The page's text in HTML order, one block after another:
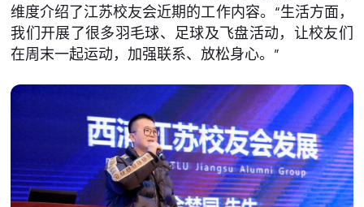
维度介绍了江苏校友会近期的工作内容。“生活方面，
我们开展了很多羽毛球、足球及飞盘活动，让校友们
在周末一起运动，加强联系、放松身心。”